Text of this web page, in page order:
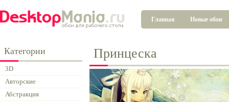
Главная Новые обои
Категории
3D
Авторские
Абстракция
Принцеска